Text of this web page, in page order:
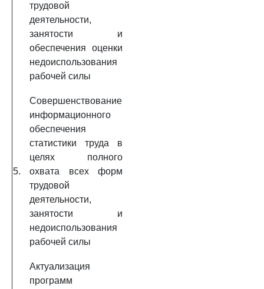
трудовой
деятельности,
занятости и
обеспечения оценки
недоиспользования
рабочей силы
5.
Совершенствование
информационного
обеспечения
статистики труда в
целях полного
охвата всех форм
трудовой
деятельности,
занятости и
недоиспользования
рабочей силы
Актуализация
программ